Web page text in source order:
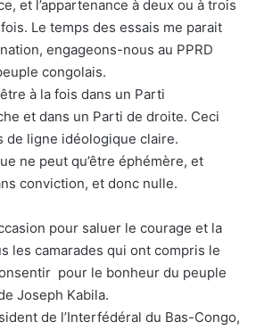
et l’appartenance à deux ou à trois
Le temps des essais me parait
engageons-nous au PPRD
congolais.
à la fois dans un Parti
et dans un Parti de droite. Ceci
de ligne idéologique claire.
ne peut qu’être éphémère, et
conviction, et donc nulle.
pour saluer le courage et la
les camarades qui ont compris le
pour le bonheur du peuple
Joseph Kabila.
de l’Interfédéral du Bas-Congo,